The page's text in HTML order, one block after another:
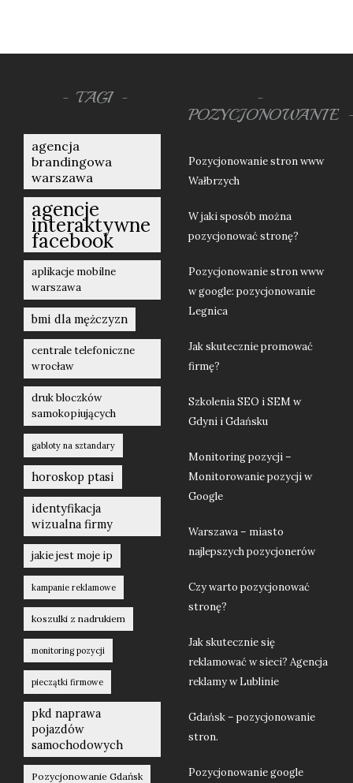
TAGI
agencja
brandingowa
warszawa
agencje
interaktywne
facebook
aplikacje mobilne
warszawa
bmi dla mężczyzn
centrale telefoniczne
wrocław
druk bloczków
samokopiujących
gabloty na sztandary
horoskop ptasi
identyfikacja
wizualna firmy
jakie jest moje ip
kampanie reklamowe
koszulki z nadrukiem
monitoring pozycji
pieczątki firmowe
pkd naprawa
pojazdów
samochodowych
Pozycjonowanie Gdańsk
POZYCJONOWANIE
Pozycjonowanie stron www
Wałbrzych
W jaki sposób można
pozycjonować stronę?
Pozycjonowanie stron www
w google: pozycjonowanie
Legnica
Jak skutecznie promować
firmę?
Szkolenia SEO i SEM w
Gdyni i Gdańsku
Monitoring pozycji –
Monitorowanie pozycji w
Google
Warszawa – miasto
najlepszych pozycjonerów
Czy warto pozycjonować
stronę?
Jak skutecznie się
reklamować w sieci? Agencja
reklamy w Lublinie
Gdańsk – pozycjonowanie
stron.
Pozycjonowanie google